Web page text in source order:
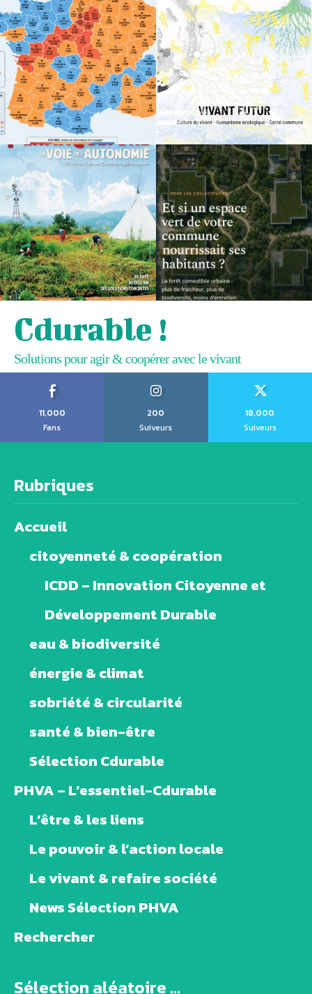
Cdurable !
Solutions pour agir & coopérer avec le vivant
11,000
Fans
200
Suiveurs
18,000
Suiveurs
Rubriques
Accueil
citoyenneté & coopération
ICDD – Innovation Citoyenne et
Développement Durable
eau & biodiversité
énergie & climat
sobriété & circularité
santé & bien-être
Sélection Cdurable
PHVA – L’essentiel-Cdurable
L’être & les liens
Le pouvoir & l’action locale
Le vivant & refaire société
News Sélection PHVA
Rechercher
Sélection aléatoire ...